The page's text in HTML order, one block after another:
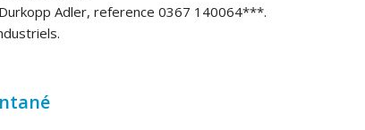
Adler, reference 0367 140064***.